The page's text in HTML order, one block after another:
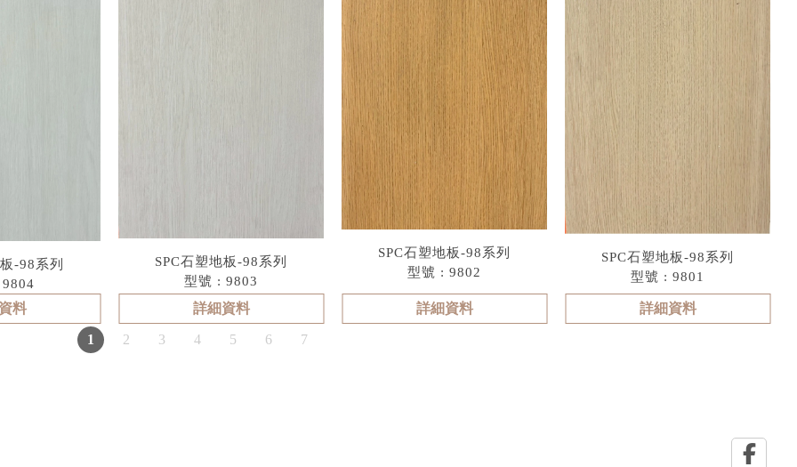
-98系列
料
SPC石塑地板-98系列
型號 : 9803
詳細資料
SPC石塑地板-98系列
型號 : 9802
詳細資料
SPC石塑地板-98系列
型號 : 9801
詳細資料
1 2 3 4 5 6 7